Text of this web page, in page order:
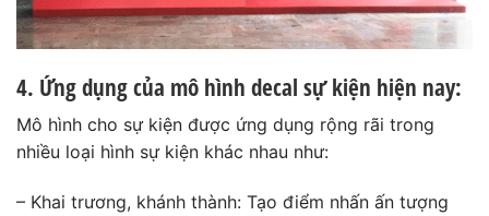
4. Ứng dụng của mô hình decal sự kiện hiện nay:
Mô hình cho sự kiện được ứng dụng rộng rãi trong
nhiều loại hình sự kiện khác nhau như:
– Khai trương, khánh thành: Tạo điểm nhấn ấn tượng